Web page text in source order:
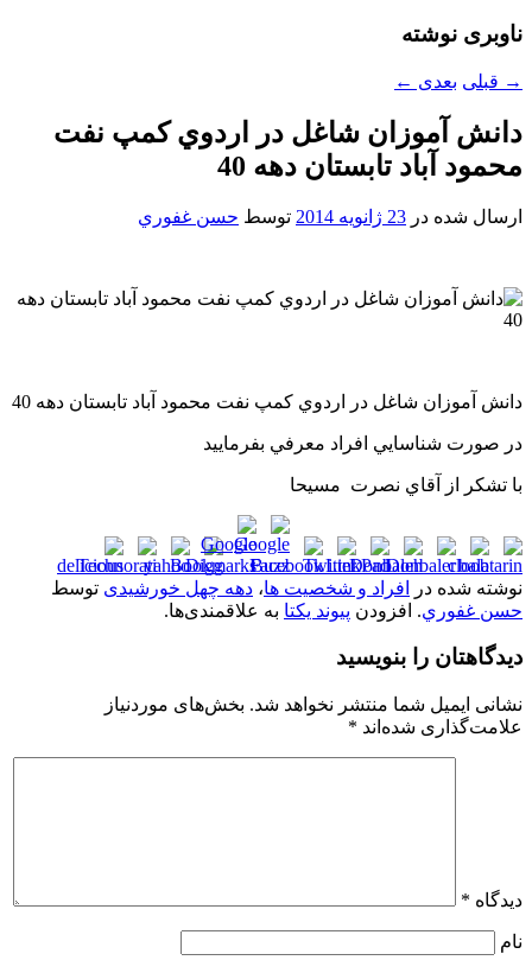
ناوبری نوشته
→ قبلی بعدی ←
دانش آموزان شاغل در اردوي کمپ نفت
محمود آباد تابستان دهه 40
ارسال شده در 23 ژانویه 2014 توسط حسن غفوري
دانش آموزان شاغل در اردوي کمپ نفت محمود آباد تابستان دهه 40
در صورت شناسايي افراد معرفي بفرماييد
با تشکر از آقاي نصرت مسيحا
نوشته شده در افراد و شخصیت ها، دهه چهل خورشیدی توسط
حسن غفوري. افزودن پیوند یکتا به علاقمندی‌ها.
دیدگاهتان را بنویسید
نشانی ایمیل شما منتشر نخواهد شد. بخش‌های موردنیاز
علامت‌گذاری شده‌اند *
دیدگاه *
نام